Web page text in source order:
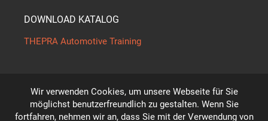
Wir verwenden Cookies, um unsere Webseite für Sie
möglichst benutzerfreundlich zu gestalten. Wenn Sie
fortfahren, nehmen wir an, dass Sie mit der Verwendung von
DOWNLOAD KATALOG
THEPRA Automotive Training
Der Maßstab inTHEORIE +PRAXIS